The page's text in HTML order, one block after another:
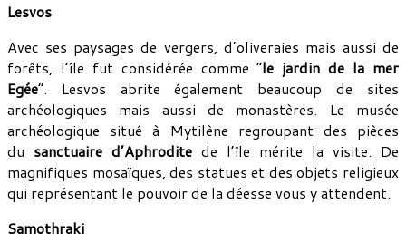
Lesvos
Avec ses paysages de vergers, d’oliveraies mais aussi de
forêts, l’île fut considérée comme “le jardin de la mer
Egée“. Lesvos abrite également beaucoup de sites
archéologiques mais aussi de monastères. Le musée
archéologique situé à Mytilène regroupant des pièces
du sanctuaire d’Aphrodite de l’île mérite la visite. De
magnifiques mosaïques, des statues et des objets religieux
qui représentant le pouvoir de la déesse vous y attendent.
Samothraki